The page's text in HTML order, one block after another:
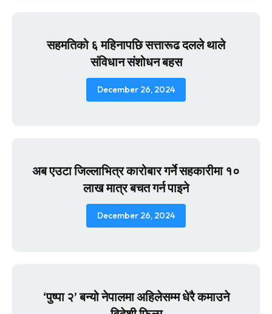
सहमतिको ६ महिनापछि सत्तारूढ दलले थाले
संविधान संशोधन बहस
December 26, 2024
अब एउटा जिल्लाभित्र कारोबार गर्ने सहकारीमा १०
लाख मात्र बचत गर्न पाइने
December 26, 2024
‘पुष्पा २’ बन्यो नेपालमा अहिलेसम्म धेरै कमाउने